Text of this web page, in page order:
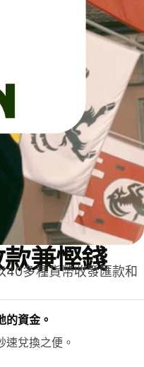
兼慳錢
40多種貨幣收發匯款和
的資金。
兌換之便。